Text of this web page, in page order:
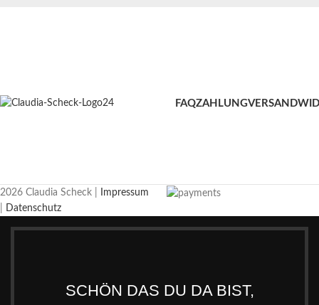
FAQZAHLUNGVERSAND
2026 Claudia Scheck |
Impressum
Datenschutz
SCHÖN DAS DU DA BIST,